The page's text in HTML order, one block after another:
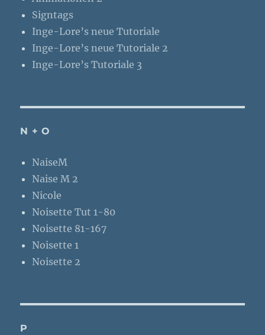
Signtags
Inge-Lore’s neue Tutoriale
Inge-Lore’s neue Tutoriale 2
Inge-Lore’s Tutoriale 3
N + O
NaiseM
Naise M 2
Nicole
Noisette Tut 1-80
Noisette 81-167
Noisette 1
Noisette 2
P